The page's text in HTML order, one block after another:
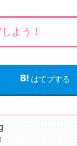
よう！
はてブする